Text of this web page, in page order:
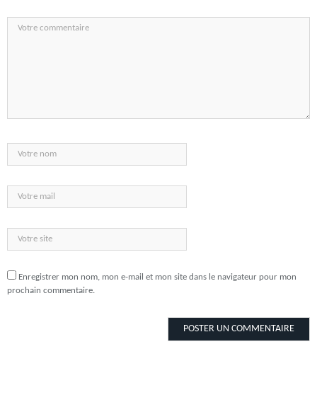
Enregistrer mon nom, mon e-mail et mon site dans le navigateur pour mon
prochain commentaire.